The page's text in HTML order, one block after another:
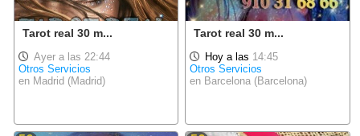
Tarot real 30 m...
Ayer a las 22:44
Otros Servicios
en Madrid (Madrid)
Tarot real 30 m...
Hoy a las 14:45
Otros Servicios
en Barcelona (Barcelona)